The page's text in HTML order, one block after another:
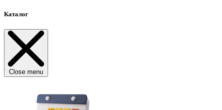
Каталог
Close menu